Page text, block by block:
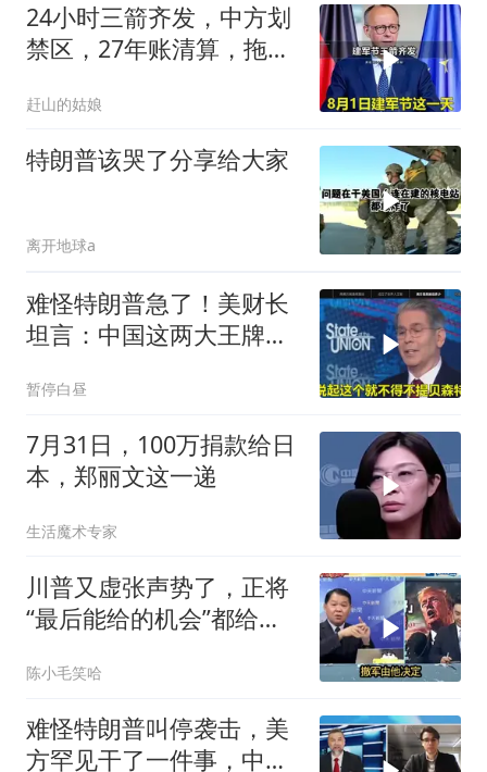
24小时三箭齐发，中方划
禁区，27年账清算，拖船
赶山的姑娘
特朗普该哭了分享给大家
离开地球a
难怪特朗普急了！美财长
坦言：中国这两大王牌，
暂停白昼
7月31日，100万捐款给日
本，郑丽文这一递
生活魔术专家
川普又虚张声势了，正将
“最后能给的机会”都给伊
陈小毛笑哈
难怪特朗普叫停袭击，美
方罕见干了一件事，中方